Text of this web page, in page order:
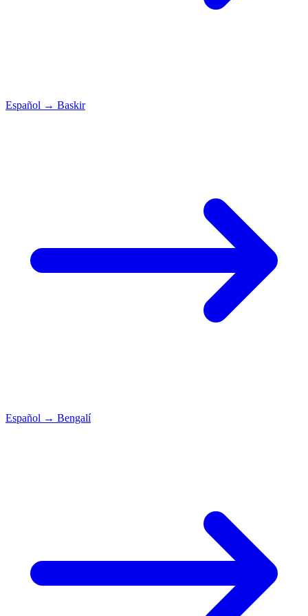
Español → Baskir
Español → Bengalí